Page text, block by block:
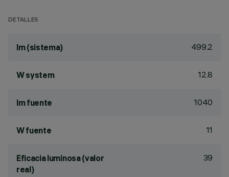
DETALLES
lm (sistema) 499.2
W system 12.8
lm fuente 1040
W fuente 11
Eficacia luminosa (valor
real)
39